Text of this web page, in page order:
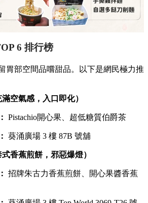
6 排行榜
胃部空間品嚐甜品。以下是網民極力推
空氣感，入口即化）
Pistachio開心果、超低糖質伯爵茶
葵涌廣場 3 樓 87B 號舖
香蕉煎餅，邪惡爆燈）
招牌朱古力香蕉煎餅、開心果醬香蕉